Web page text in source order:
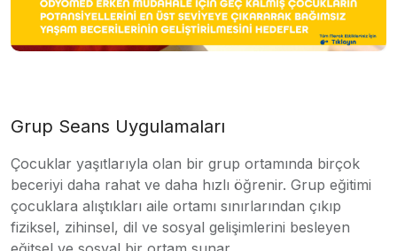
Grup Seans Uygulamaları
Çocuklar yaşıtlarıyla olan bir grup ortamında birçok
beceriyi daha rahat ve daha hızlı öğrenir. Grup eğitimi
çocuklara alıştıkları aile ortamı sınırlarından çıkıp
fiziksel, zihinsel, dil ve sosyal gelişimlerini besleyen